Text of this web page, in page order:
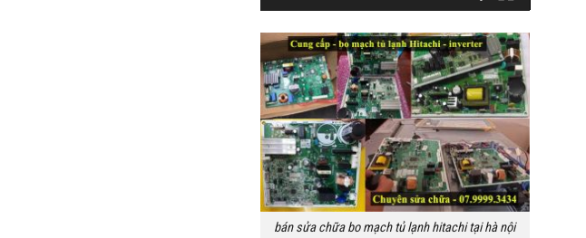
bán sửa chữa bo mạch tủ lạnh hitachi tại hà nội